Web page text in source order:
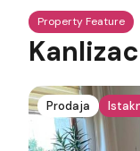
Property Feature
Prodaja